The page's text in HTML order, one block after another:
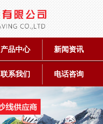
产品中心 新闻资讯
联系我们 电话咨询